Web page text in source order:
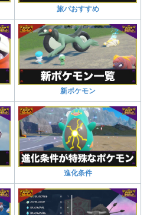
旅パおすすめ
新ポケモン
進化条件